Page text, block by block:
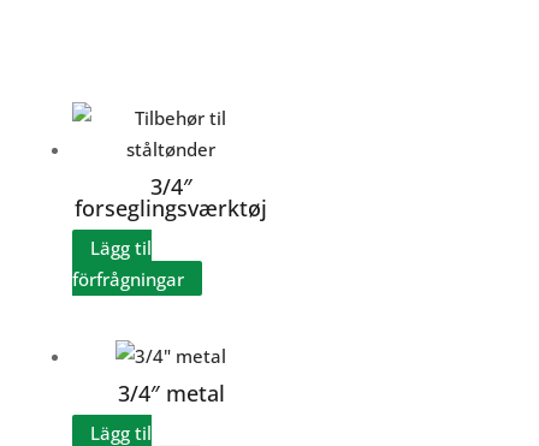
3/4″
forseglingsværktøj
Lägg til
förfrågningar
3/4″ metal
Lägg til